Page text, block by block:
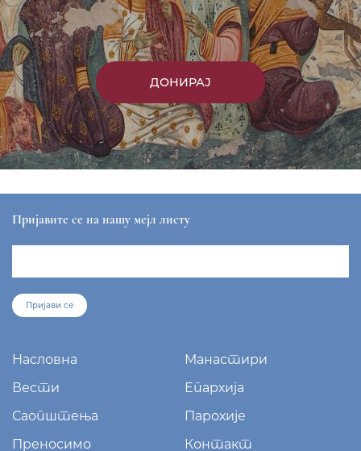
Вести
Епархија
Саопштења
Парохије
Преносимо
Контакт
МЕТОХИЈСКА